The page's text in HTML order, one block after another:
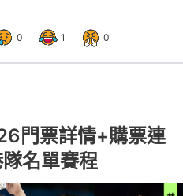
0 1 0
門票詳情+購票連
名單賽程